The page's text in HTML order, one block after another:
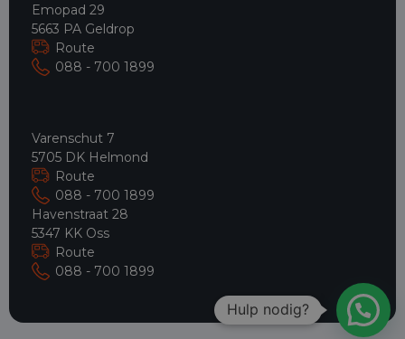
Emopad 29
5663 PA Geldrop
Route
088 - 700 1899
Varenschut 7
5705 DK Helmond
Route
088 - 700 1899
Havenstraat 28
5347 KK Oss
Route
088 - 700 1899
Hulp nodig?